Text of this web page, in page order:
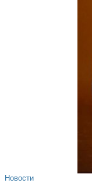
Новости